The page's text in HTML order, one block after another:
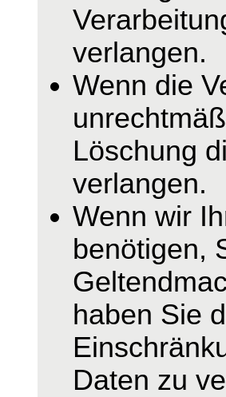
verlangen.
Wenn die
Löschung
verlangen.
Wenn wir
benötigen,
haben Sie
Daten zu